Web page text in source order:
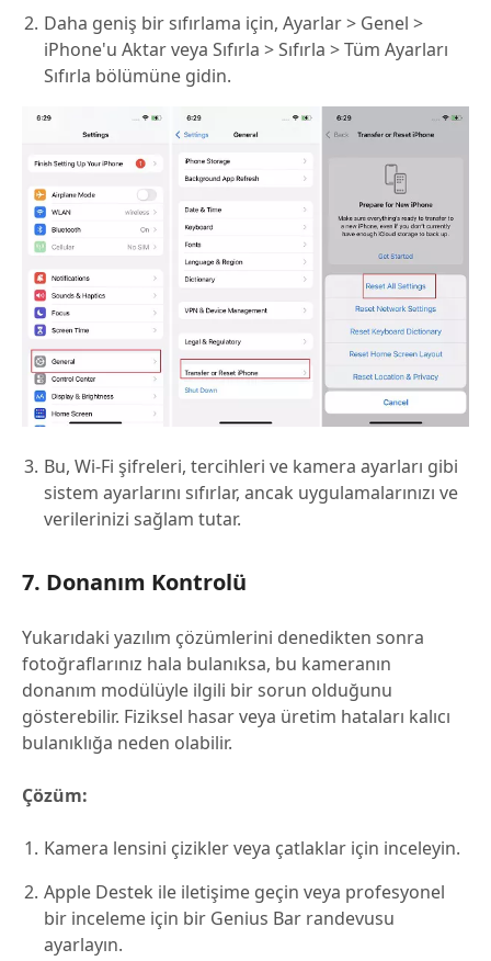
Daha geniş bir sıfırlama için, Ayarlar > Genel >
iPhone'u Aktar veya Sıfırla > Sıfırla > Tüm Ayarları
Sıfırla bölümüne gidin.
Bu, Wi-Fi şifreleri, tercihleri ve kamera ayarları gibi
sistem ayarlarını sıfırlar, ancak uygulamalarınızı ve
verilerinizi sağlam tutar.
7. Donanım Kontrolü
Yukarıdaki yazılım çözümlerini denedikten sonra
fotoğraflarınız hala bulanıksa, bu kameranın
donanım modülüyle ilgili bir sorun olduğunu
gösterebilir. Fiziksel hasar veya üretim hataları kalıcı
bulanıklığa neden olabilir.
Çözüm:
Kamera lensini çizikler veya çatlaklar için inceleyin.
Apple Destek ile iletişime geçin veya profesyonel
bir inceleme için bir Genius Bar randevusu
ayarlayın.